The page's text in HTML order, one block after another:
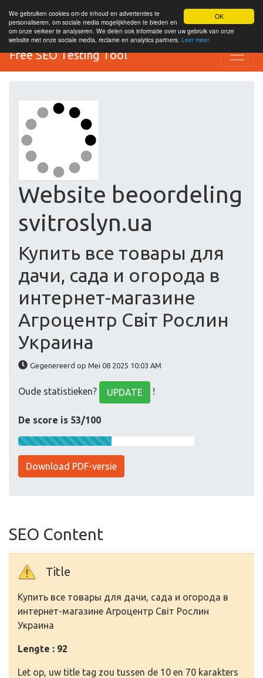
OK
We gebruiken cookies om de inhoud en advertenties te
personaliseren, om sociale media mogelijkheden te bieden en
om onze verkeer te analyseren. We delen ook informatie over uw gebruik van onze
website met onze sociale media, reclame en analytics partners. Leer meer
Free SEO Testing Tool
Website beoordeling
svitroslyn.ua
Купить все товары для
дачи, сада и огорода в
интернет-магазине
Агроцентр Світ Рослин
Украина
Gegenereerd op Mei 08 2025 10:03 AM
Oude statistieken? UPDATE !
De score is 53/100
Download PDF-versie
SEO Content
Title
Купить все товары для дачи, сада и огорода в
интернет-магазине Агроцентр Світ Рослин
Украина
Lengte : 92
Let op, uw title tag zou tussen de 10 en 70 karakters